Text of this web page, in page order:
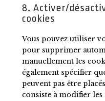
8. Activer/
cookies
Vous pouvez utiliser
pour supprimer
manuellement les
également spécifier
peuvent pas être
consiste à modifier